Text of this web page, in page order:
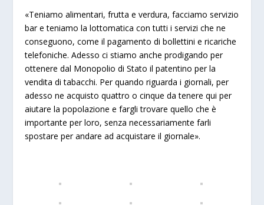
«Teniamo alimentari, frutta e verdura, facciamo servizio
bar e teniamo la lottomatica con tutti i servizi che ne
conseguono, come il pagamento di bollettini e ricariche
telefoniche. Adesso ci stiamo anche prodigando per
ottenere dal Monopolio di Stato il patentino per la
vendita di tabacchi. Per quando riguarda i giornali, per
adesso ne acquisto quattro o cinque da tenere qui per
aiutare la popolazione e fargli trovare quello che è
importante per loro, senza necessariamente farli
spostare per andare ad acquistare il giornale».